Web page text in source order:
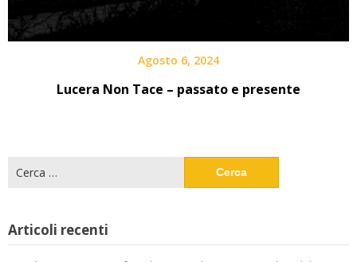
Agosto 6, 2024
Lucera Non Tace – passato e presente
per:
Articoli recenti